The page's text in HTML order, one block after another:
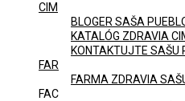
CIM
BLOGER SAŠA
KATALÓG ZDRAVIA
KONTAKTUJTE SAŠU
FAR
FARMA ZDRAVIA
FAC